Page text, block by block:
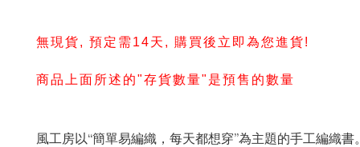
無現貨, 預定需14天, 購買後立即為您進貨!
商品上面所述的"存貨數量"是預售的數量
風工房以“簡單易編織，每天都想穿”為主題的手工編織